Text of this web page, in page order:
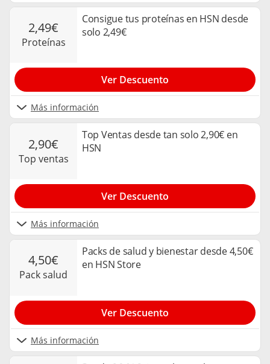
2,49€
proteínas
Consigue tus proteínas en HSN desde
solo 2,49€
Más información
Ver Descuento
2,90€
top ventas
Top Ventas desde tan solo 2,90€ en
HSN
Más información
Ver Descuento
4,50€
pack salud
Packs de salud y bienestar desde 4,50€
en HSN Store
Más información
Ver Descuento